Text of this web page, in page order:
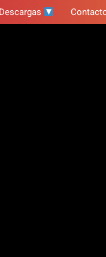
Descargas